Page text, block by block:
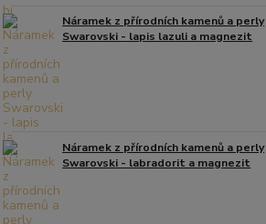
Náramek z přírodních kamenů a perly
Swarovski - lapis lazuli a magnezit
Náramek z přírodních kamenů a perly
Swarovski - labradorit a magnezit